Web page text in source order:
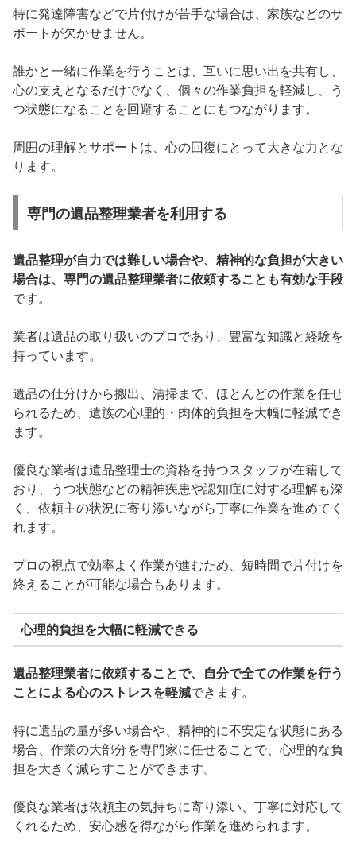
特に発達障害などで片付けが苦手な場合は、家族などのサ
ポートが欠かせません。
誰かと一緒に作業を行うことは、互いに思い出を共有し、
心の支えとなるだけでなく、個々の作業負担を軽減し、う
つ状態になることを回避することにもつながります。
周囲の理解とサポートは、心の回復にとって大きな力とな
ります。
専門の遺品整理業者を利用する
遺品整理が自力では難しい場合や、精神的な負担が大きい
場合は、専門の遺品整理業者に依頼することも有効な手段
です。
業者は遺品の取り扱いのプロであり、豊富な知識と経験を
持っています。
遺品の仕分けから搬出、清掃まで、ほとんどの作業を任せ
られるため、遺族の心理的・肉体的負担を大幅に軽減でき
ます。
優良な業者は遺品整理士の資格を持つスタッフが在籍して
おり、うつ状態などの精神疾患や認知症に対する理解も深
く、依頼主の状況に寄り添いながら丁寧に作業を進めてく
れます。
プロの視点で効率よく作業が進むため、短時間で片付けを
終えることが可能な場合もあります。
心理的負担を大幅に軽減できる
遺品整理業者に依頼することで、自分で全ての作業を行う
ことによる心のストレスを軽減できます。
特に遺品の量が多い場合や、精神的に不安定な状態にある
場合、作業の大部分を専門家に任せることで、心理的な負
担を大きく減らすことができます。
優良な業者は依頼主の気持ちに寄り添い、丁寧に対応して
くれるため、安心感を得ながら作業を進められます。